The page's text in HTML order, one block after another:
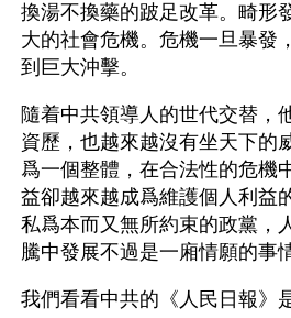
換湯不換藥的跛足改革。畸形
大的社會危機。危機一旦暴發
到巨大沖擊。
隨着中共領導人的世代交替，
資歷，也越來越沒有坐天下的
爲一個整體，在合法性的危機
益卻越來越成爲維護個人利益
私爲本而又無所約束的政黨，
騰中發展不過是一廂情願的事
我們看看中共的《人民日報》